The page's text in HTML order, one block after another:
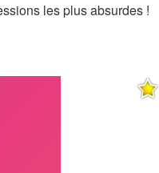
les plus absurdes !